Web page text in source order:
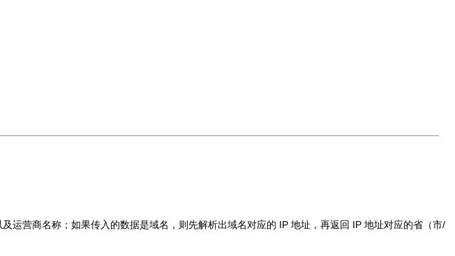
运营商名称；如果传入的数据是域名，则先解析出域名对应的 IP 地址，再返回 IP 地址对应的省（市/